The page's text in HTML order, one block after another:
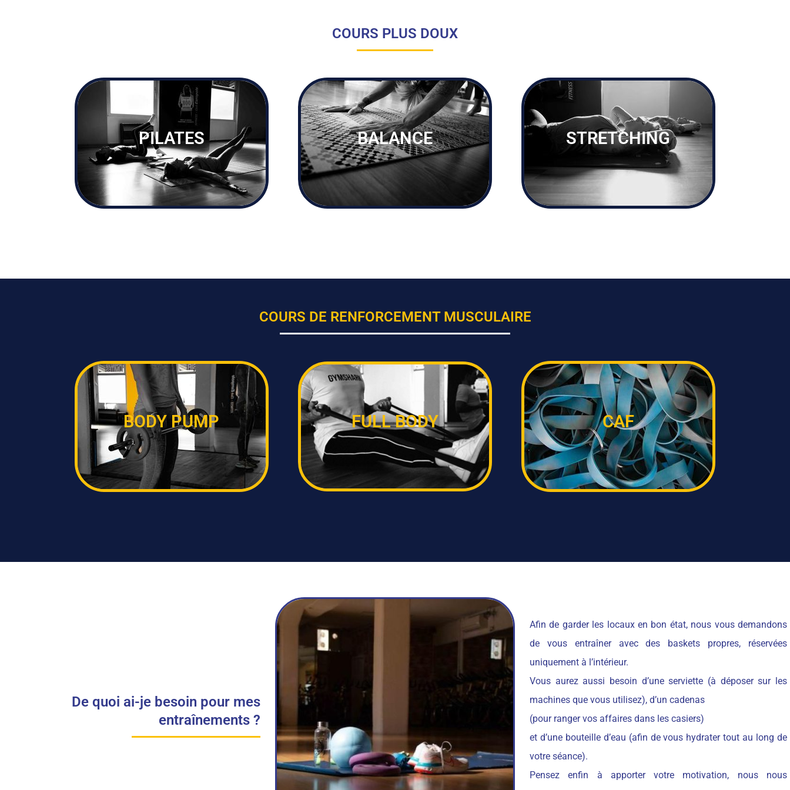
COURS PLUS DOUX
PILATES BALANCE STRETCHING
COURS DE RENFORCEMENT MUSCULAIRE
BODY PUMP FULL BODY CAF
De quoi ai-je besoin pour mes
entraînements ?
Afin de garder les locaux en bon état, nous vous demandons
de vous entraîner avec des baskets propres, réservées
uniquement à l’intérieur.
Vous aurez aussi besoin d’une serviette (à déposer sur les
machines que vous utilisez), d’un cadenas
(pour ranger vos affaires dans les casiers)
et d’une bouteille d’eau (afin de vous hydrater tout au long de
votre séance).
Pensez enfin à apporter votre motivation, nous nous